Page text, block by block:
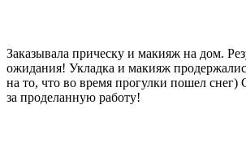
Заказывала прическу и макияж на дом.
ожидания! Укладка и макияж
на то, что во время прогулки пошел снег)
за проделанную работу!